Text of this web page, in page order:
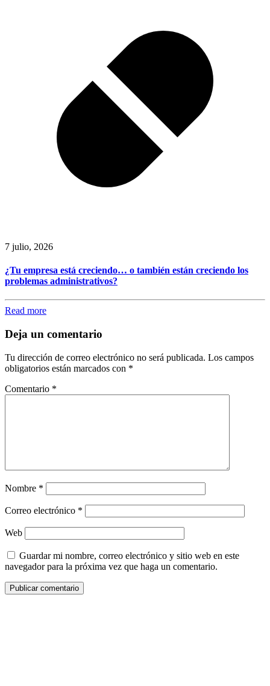
7 julio, 2026
¿Tu empresa está creciendo… o también están creciendo los
problemas administrativos?
Read more
Deja un comentario
Tu dirección de correo electrónico no será publicada. Los campos
obligatorios están marcados con *
Comentario *
Nombre *
Correo electrónico *
Web
Guardar mi nombre, correo electrónico y sitio web en este
navegador para la próxima vez que haga un comentario.